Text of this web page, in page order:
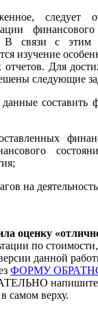
следует
В связи с этим
изучение
Для
следующие
составить
на
оценку
по
данной
ФОРМУ
напишите
самом верху.